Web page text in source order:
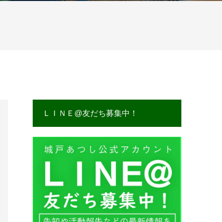
ＬＩＮＥ@友だち募集中！